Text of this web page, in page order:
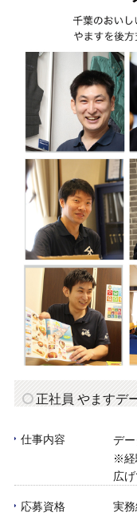
正社員 やますデ
仕事内容
デ
※経
広
応募資格
実務